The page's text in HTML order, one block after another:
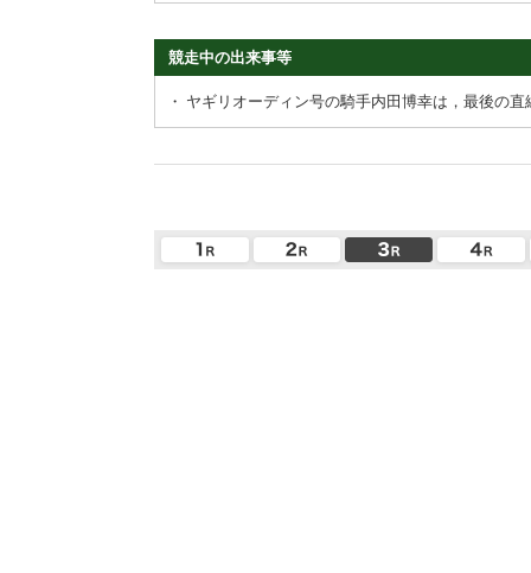
競走中の出来事等
・ ヤギリオーディン号の騎手内田博幸は，最後の